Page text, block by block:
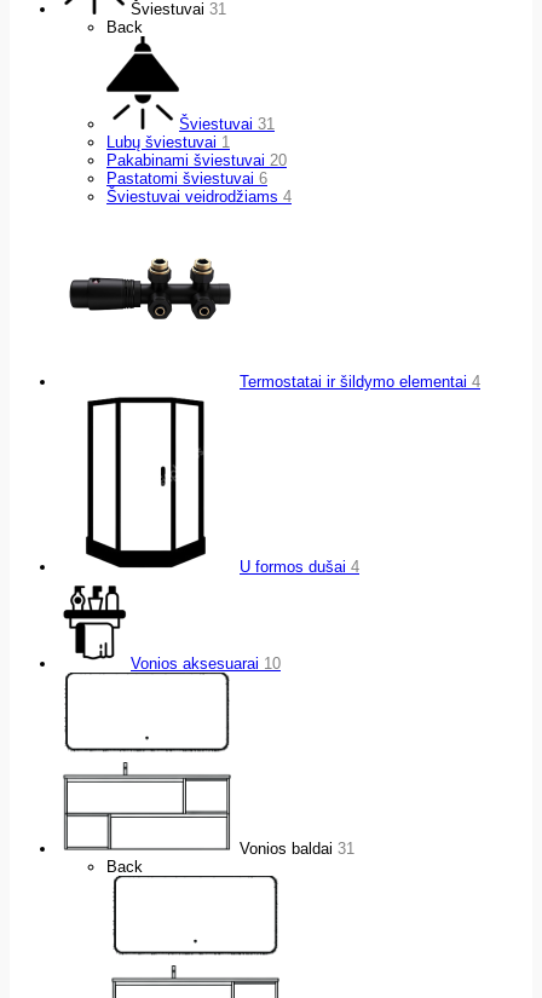
Šviestuvai 31
Back
Šviestuvai 31
Lubų šviestuvai 1
Pakabinami šviestuvai 20
Pastatomi šviestuvai 6
Šviestuvai veidrodžiams 4
Termostatai ir šildymo elementai 4
U formos dušai 4
Vonios aksesuarai 10
Vonios baldai 31
Back